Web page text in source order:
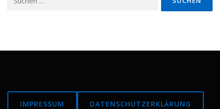
nach:
IMPRESSUM DATENSCHUTZERKLÄRUNG